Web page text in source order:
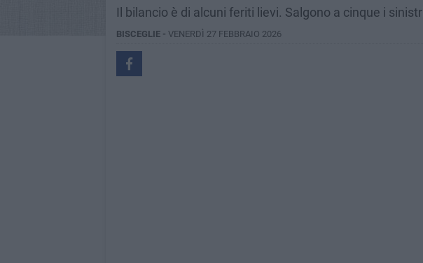
Il bilancio è di alcuni feriti lievi. Salgono a cinque i
BISCEGLIE - VENERDÌ 27 FEBBRAIO 2026